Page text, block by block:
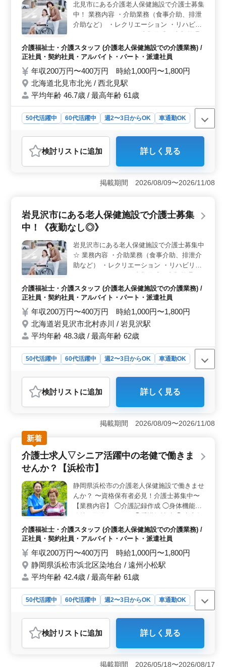
康保険、厚生年金の社会保険完備で、福利厚生が整備さ
れています。長期的なキャリア形成をサポートする安定
した就労環境が整っています。
北見市にある介護老人保健施設で介護士募集
中！ 業務内容 ・介助業務（食事介助、排泄
介助など） ・レクリエーション ・リハビリ
・サービス利用者の家族との相談、助言 備
考 ＊シフト制(週3日以上相談可能) ＊交通費
ずはお気軽にお問い合わせください♪
介護福祉士・介護スタッフ (介護老人保健施設での介護業務) /
正社員・契約社員・アルバイト・パート・派遣社員
年収200万円〜400万円 時給1,000円〜1,800円
北海道北見市北光 / 西北見駅
平均年齢 46.7歳 / 最高年齢 61歳
50代活躍中 60代活躍中 週2〜3日からOK
車通勤OK
介護福祉士・介護スタッフ
おすすめポイント
＜シフトの柔軟性＞ 週3日以上の勤務が可能なシフト制
を採用しています。これにより、個々のライフスタイル
に合わせた働き方が可能となり、家庭との両立を目指す
かしてさらなるキャリアアップを目指せるお仕事です。
経験豊富な方にとって魅力的な募集と言えます。 ＜
生年金などの福利厚生が整っており、安心して長期的に
働くことが可能です。
検討リスト に追加 詳しく見る
掲載期間 2026/08/09〜2026/11/08
岩見沢市にある老人保健施設で介護士募集
中！《夜勤なし◎》
岩見沢市にある老人保健施設で介護士募集中
☆ 業務内容 ・介助業務（食事介助、排泄介
助など） ・レクリエーション ・リハビリテ
サービス利用者の家族との相談、助言 備考
＊シフト制(週3日以上相談可能) ＊資格手当
ます♪
介護福祉士・介護スタッフ (介護老人保健施設での介護業務) /
正社員・契約社員・アルバイト・パート・派遣社員
年収200万円〜400万円 時給1,000円〜1,800円
北海道岩見沢市北村赤川 / 岩見沢駅
平均年齢 48.3歳 / 最高年齢 62歳
50代活躍中 60代活躍中 週2〜3日からOK
車通勤OK
介護福祉士・介護スタッフ
おすすめポイント
＜勤務地のアクセスと環境＞ 北海道岩見沢市に位置す
る施設でのお仕事。車通勤も可能で、通勤の利便性が高
い点が特徴です。 ＜雇用形態の多様性と労働条件
＞ 正社員、契約社員、アルバイト、パート、派遣社員
と多彩な雇用形態を提供しており、週2〜3日からの勤務
も選択可能です。これにより、個々のライフスタイルや
ニーズに合った働き方が実現できます。 ＜勤務環境
ークライフバランスを保ちやすい環境が整っています。
資格手当などの福利厚生も充実しており、長期的なキャ
リア形成に適した職場です。
検討リスト に追加 詳しく見る
掲載期間 2026/08/09〜2026/11/08
新着
介護士求人▽シニア活躍中の老健で働きま
せんか？【浜松市】
静岡県浜松市の介護老人保健施設で働きませ
んか？ 〜資格保有者必見！介護士募集中〜
【業務内容】 ◯介護記録作成 ◯身体機能の
業務 ◯介助業務（食事介助、排泄介助な
ど）など 【備考】 ◯社会保険完備 ◯シフ
勤可能（無料駐車場完備） 皆様のご応募お
待ちしております！ まずはお気軽にお問い
合わせください♪
介護福祉士・介護スタッフ (介護老人保健施設での介護業務) /
正社員・契約社員・アルバイト・パート・派遣社員
年収200万円〜400万円 時給1,000円〜1,800円
静岡県浜松市浜北区染地台 / 遠州小松駅
平均年齢 42.4歳 / 最高年齢 61歳
50代活躍中 60代活躍中 週2〜3日からOK
車通勤OK
派遣社員
介護福祉士・介護スタッフ
おすすめポイント
＜職場環境＞ 浜松市の老健施設は、シニア世代が活躍
中の職場です。64人の従業員が在籍する、働きやすい環
検討リスト に追加 詳しく見る
掲載期間 2026/05/18〜2026/08/17